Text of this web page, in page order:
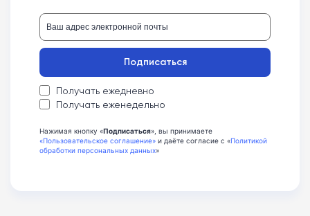
Получать ежедневно
Получать еженедельно
Подписаться
Нажимая кнопку «Подписаться», вы принимаете
«Пользовательское соглашение» и даёте согласие с «Политикой
обработки персональных данных»